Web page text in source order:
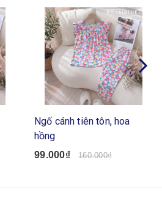
Ngố cánh tiên tôn, hoa
hồng
99.000₫ 160.000₫